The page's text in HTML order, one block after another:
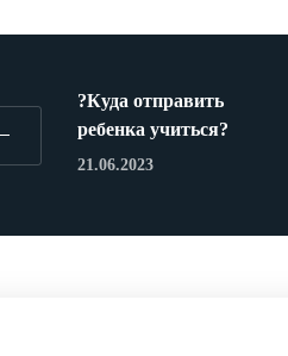
?Куда отправить
ребенка учиться?
21.06.2023